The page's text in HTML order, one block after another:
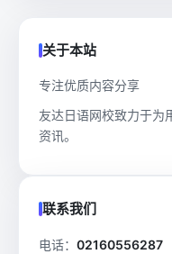
关于本站
专注优质内容分享
友达日语网校致力于为
资讯。
联系我们
电话： 02160556287